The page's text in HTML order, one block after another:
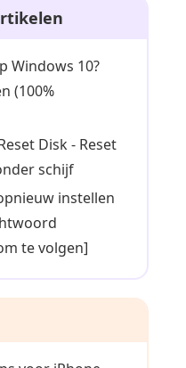
Windows 10?
(100%
Disk - Reset
schijf
instellen
te volgen]